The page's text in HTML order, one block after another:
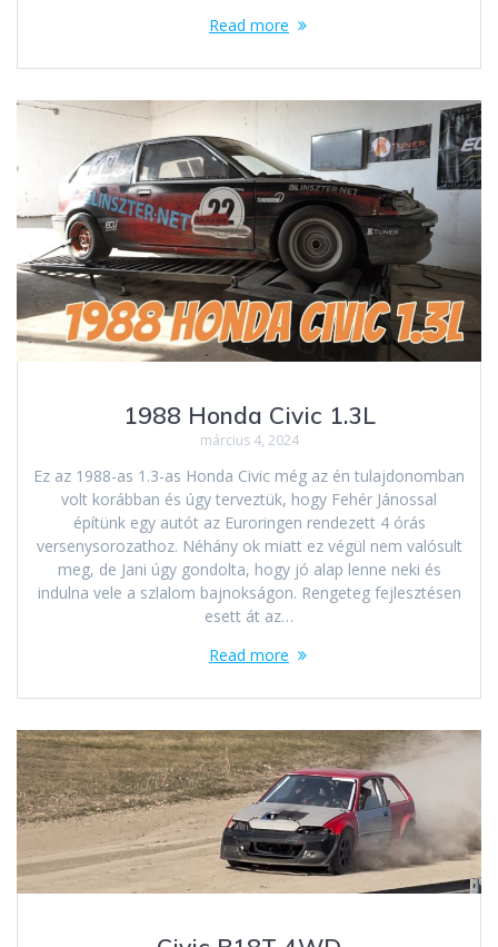
Read more
1988 Honda Civic 1.3L
március 4, 2024
Ez az 1988-as 1.3-as Honda Civic még az én tulajdonomban
volt korábban és úgy terveztük, hogy Fehér Jánossal
építünk egy autót az Euroringen rendezett 4 órás
versenysorozathoz. Néhány ok miatt ez végül nem valósult
meg, de Jani úgy gondolta, hogy jó alap lenne neki és
indulna vele a szlalom bajnokságon. Rengeteg fejlesztésen
esett át az…
Read more